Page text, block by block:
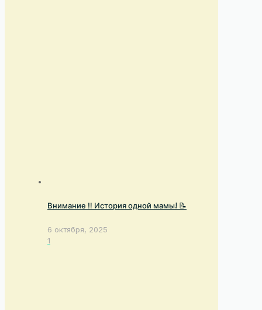
Внимание ‼️ История одной мамы! 📝
6 октября, 2025
1